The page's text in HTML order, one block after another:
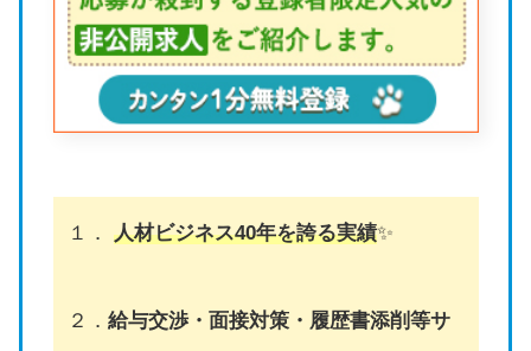
１． 人材ビジネス40年を誇る実績✨
２． 給与交渉・面接対策・履歴書添削等サ